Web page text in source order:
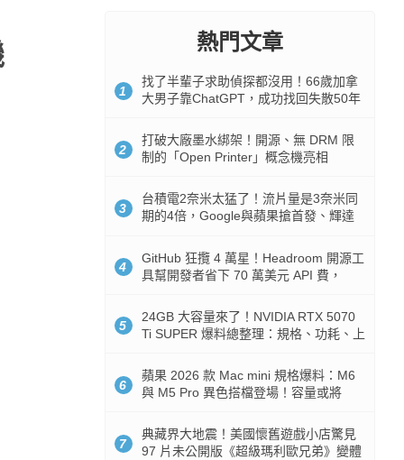
熱門文章
1
找了半輩子求助偵探都沒用！66歲加拿
大男子靠ChatGPT，成功找回失散50年
2
打破大廠墨水綁架！開源、無 DRM 限
制的「Open Printer」概念機亮相
3
台積電2奈米太猛了！流片量是3奈米同
期的4倍，Google與蘋果搶首發、輝達
4
GitHub 狂攬 4 萬星！Headroom 開源工
具幫開發者省下 70 萬美元 API 費，
5
24GB 大容量來了！NVIDIA RTX 5070
Ti SUPER 爆料總整理：規格、功耗、上
6
蘋果 2026 款 Mac mini 規格爆料：M6
與 M5 Pro 異色搭檔登場！容量或將
7
典藏界大地震！美國懷舊遊戲小店驚見
97 片未公開版《超級瑪利歐兄弟》變體